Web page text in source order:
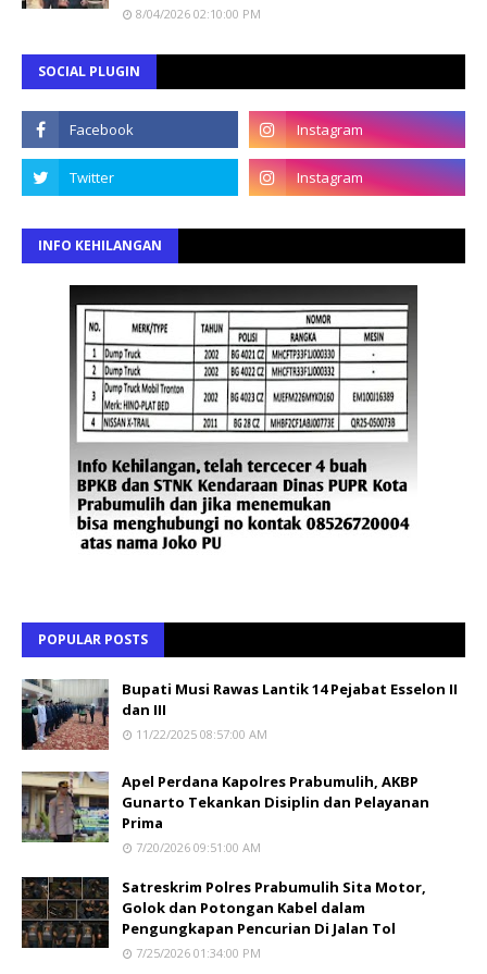
8/04/2026 02:10:00 PM
SOCIAL PLUGIN
INFO KEHILANGAN
POPULAR POSTS
Bupati Musi Rawas Lantik 14 Pejabat Esselon II
dan III
11/22/2025 08:57:00 AM
Apel Perdana Kapolres Prabumulih, AKBP
Gunarto Tekankan Disiplin dan Pelayanan
Prima
7/20/2026 09:51:00 AM
Satreskrim Polres Prabumulih Sita Motor,
Golok dan Potongan Kabel dalam
Pengungkapan Pencurian Di Jalan Tol
7/25/2026 01:34:00 PM